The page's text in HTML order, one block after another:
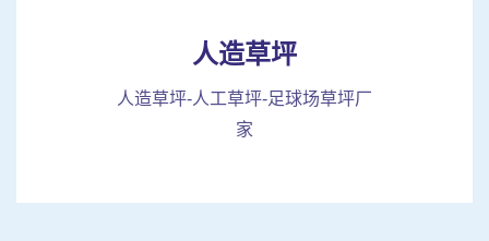
人造草坪
人造草坪-人工草坪-足球场草坪厂
家